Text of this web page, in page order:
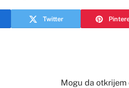
Twitter
Mogu da